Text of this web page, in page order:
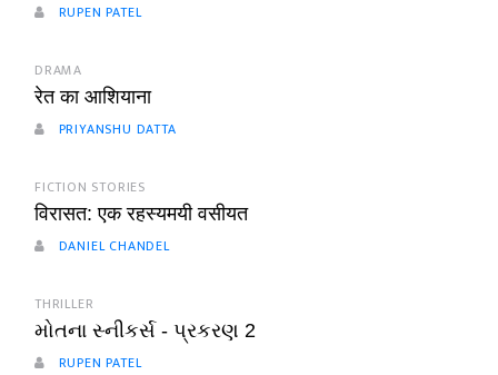
RUPEN PATEL
DRAMA
रेत का आशियाना
PRIYANSHU DATTA
FICTION STORIES
विरासत: एक रहस्यमयी वसीयत
DANIEL CHANDEL
THRILLER
મોતના સ્નીકર્સ - પ્રકરણ 2
RUPEN PATEL